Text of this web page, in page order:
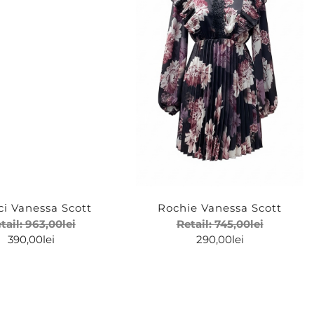
Vanessa Scott
963,00lei
390,00lei
Rochie Vanessa Scott
Retail:745,00lei
290,00lei